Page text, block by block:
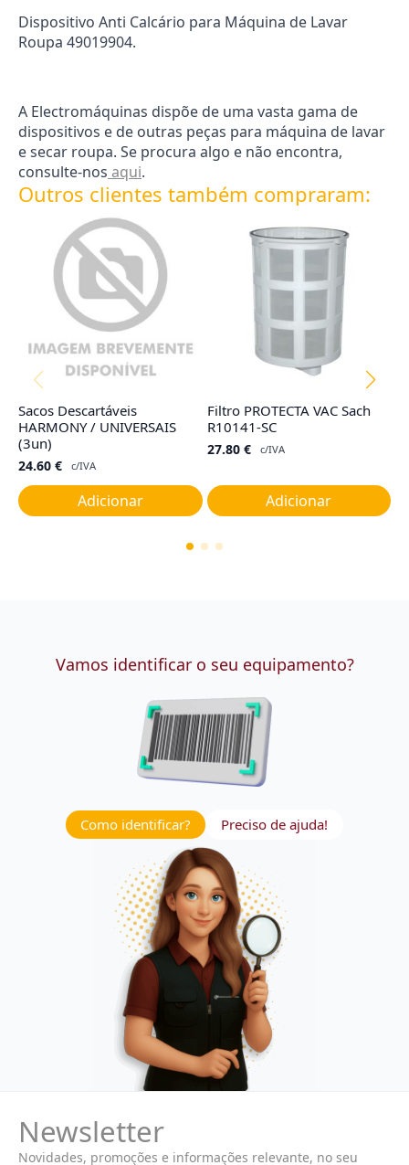
Dispositivo Anti Calcário para Máquina de Lavar
Roupa 49019904.
A Electromáquinas dispõe de uma vasta gama de
dispositivos e de outras peças para máquina de lavar
e secar roupa. Se procura algo e não encontra,
consulte-nos aqui.
Outros clientes também compraram:
Sacos Descartáveis
HARMONY / UNIVERSAIS
(3un)
24.60 € c/IVA
Adicionar
Filtro PROTECTA VAC Sach
R10141-SC
27.80 € c/IVA
Adicionar
Vamos identificar o seu equipamento?
Como identificar? Preciso de ajuda!
Newsletter
Novidades, promoções e informações relevante, no seu